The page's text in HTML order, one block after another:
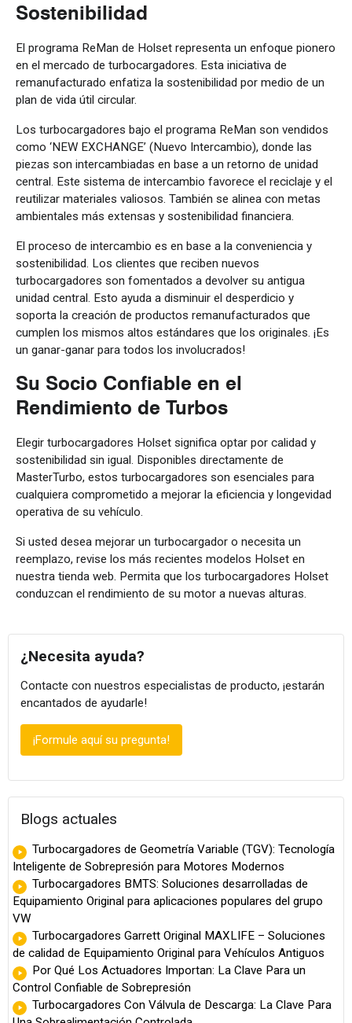
Sostenibilidad
El programa ReMan de Holset representa un enfoque pionero
en el mercado de turbocargadores. Esta iniciativa de
remanufacturado enfatiza la sostenibilidad por medio de un
plan de vida útil circular.
Los turbocargadores bajo el programa ReMan son vendidos
como ‘NEW EXCHANGE’ (Nuevo Intercambio), donde las
piezas son intercambiadas en base a un retorno de unidad
central. Este sistema de intercambio favorece el reciclaje y el
reutilizar materiales valiosos. También se alinea con metas
ambientales más extensas y sostenibilidad financiera.
El proceso de intercambio es en base a la conveniencia y
sostenibilidad. Los clientes que reciben nuevos
turbocargadores son fomentados a devolver su antigua
unidad central. Esto ayuda a disminuir el desperdicio y
soporta la creación de productos remanufacturados que
cumplen los mismos altos estándares que los originales. ¡Es
un ganar-ganar para todos los involucrados!
Su Socio Confiable en el
Rendimiento de Turbos
Elegir turbocargadores Holset significa optar por calidad y
sostenibilidad sin igual. Disponibles directamente de
MasterTurbo, estos turbocargadores son esenciales para
cualquiera comprometido a mejorar la eficiencia y longevidad
operativa de su vehículo.
Si usted desea mejorar un turbocargador o necesita un
reemplazo, revise los más recientes modelos Holset en
nuestra tienda web. Permita que los turbocargadores Holset
conduzcan el rendimiento de su motor a nuevas alturas.
¿Necesita ayuda?
Contacte con nuestros especialistas de producto, ¡estarán
encantados de ayudarle!
¡Formule aquí su pregunta!
Blogs actuales
Turbocargadores de Geometría Variable (TGV): Tecnología
Inteligente de Sobrepresión para Motores Modernos
Turbocargadores BMTS: Soluciones desarrolladas de
Equipamiento Original para aplicaciones populares del grupo
VW
Turbocargadores Garrett Original MAXLIFE – Soluciones
de calidad de Equipamiento Original para Vehículos Antiguos
Por Qué Los Actuadores Importan: La Clave Para un
Control Confiable de Sobrepresión
Turbocargadores Con Válvula de Descarga: La Clave Para